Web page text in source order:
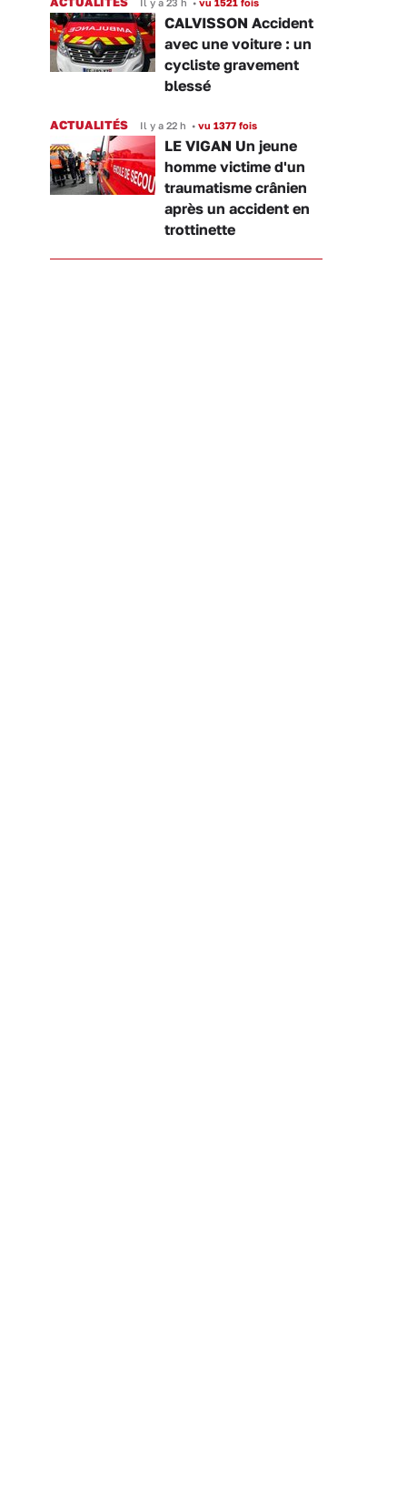
CALVISSON Accident
avec une voiture : un
cycliste gravement
blessé
ACTUALITÉS Il y a 22 h • vu 1377 fois
LE VIGAN Un jeune
homme victime d'un
traumatisme crânien
après un accident en
trottinette